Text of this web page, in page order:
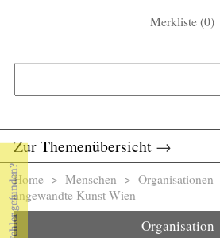
Merkliste (0)
Zur Themenübersicht →
Sie sind hier
Home > Menschen > Organisationen
angewandte Kunst Wien
Organisation